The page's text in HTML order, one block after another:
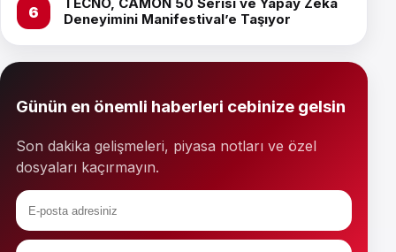
Deneyimini Manifestival’e Taşıyor
Günün en önemli haberleri cebinize gelsin
Son dakika gelişmeleri, piyasa notları ve özel
dosyaları kaçırmayın.